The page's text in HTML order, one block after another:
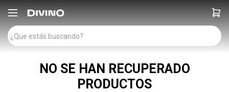

NO SE HAN RECUPERADO
PRODUCTOS